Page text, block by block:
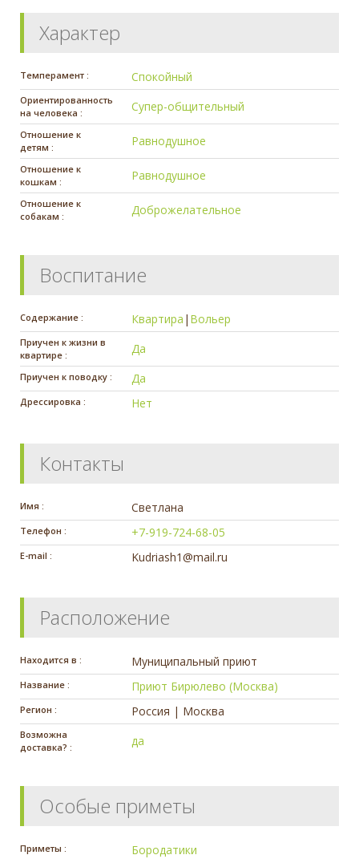
Характер
Темперамент : Спокойный
Ориентированность
на человека :
Супер-общительный
Отношение к
детям :
Равнодушное
Отношение к
кошкам :
Равнодушное
Отношение к
собакам :
Доброжелательное
Воспитание
Содержание : Квартира | Вольер
Приучен к жизни в
квартире :
Да
Приучен к поводку : Да
Дрессировка : Нет
Контакты
Имя : Светлана
Телефон : +7-919-724-68-05
E-mail : Kudriash1@mail.ru
Расположение
Находится в : Муниципальный приют
Название : Приют Бирюлево (Москва)
Регион : Россия | Москва
Возможна
доставка? :
да
Особые приметы
Приметы : Бородатики